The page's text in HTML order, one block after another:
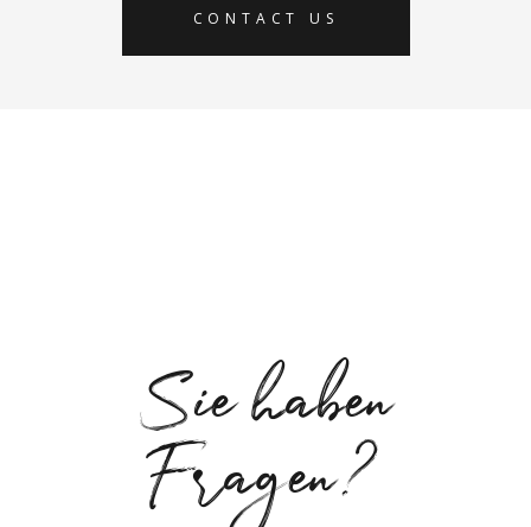
CONTACT US
Sie haben
Fragen?